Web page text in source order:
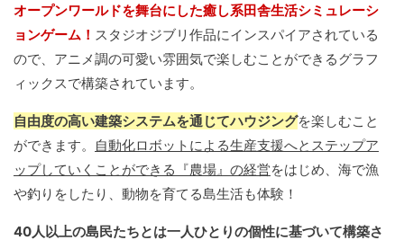
オープンワールドを舞台にした癒し系田舎生活シミュレーシ
ョンゲーム！ スタジオジブリ作品にインスパイアされている
ので、アニメ調の可愛い雰囲気で楽しむことができるグラフ
ィックスで構築されています。
自由度の高い建築システムを通じてハウジングを楽しむこと
ができます。
自動化ロボットによる生産支援へとステップア
ップしていくことができる『農場』の経営をはじめ、海で漁
や釣りをしたり、動物を育てる島生活も体験！
40人以上の島民たちとは一人ひとりの個性に基づいて構築さ